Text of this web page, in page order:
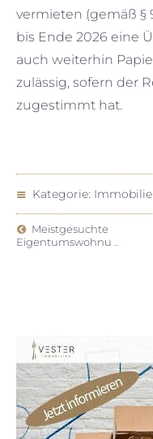
vermieten (gemäß §
bis Ende 2026 eine
auch weiterhin
zulässig, sofern der
zugestimmt hat.
Kategorie:
Meistgesuchte
Eigentumswohnu ..